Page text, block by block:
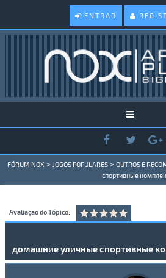
ENTRAR
FÓRUM NOX > JOGOS POPULARES > OUTROS E
спортивные
Avaliação do Tópico:
домашние уличные спортивные